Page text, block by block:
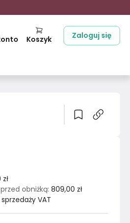
Koszyk Zaloguj się
obniżką: 809,00 zł
VAT